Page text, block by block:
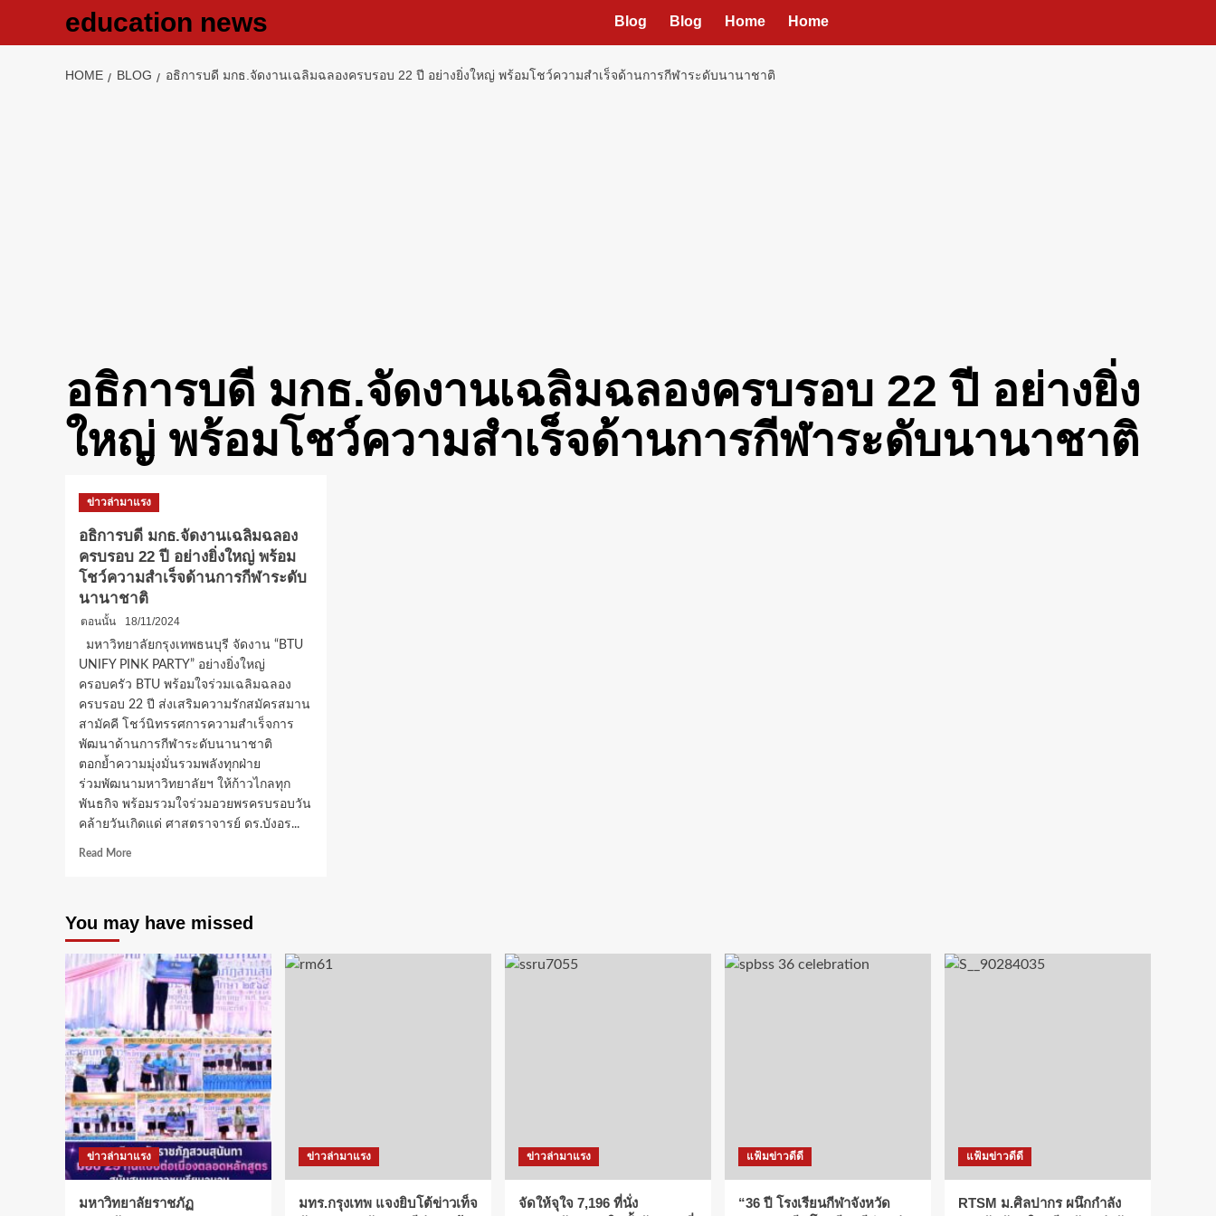
education news Blog Blog Home Home
HOME BLOG อธิการบดี มกธ.จัดงานเฉลิมฉลองครบรอบ 22 ปี อย่างยิ่งใหญ่ พร้อมโชว์ความสำเร็จด้านการกีฬาระดับนานาชาติ
อธิการบดี มกธ.จัดงานเฉลิมฉลองครบรอบ 22 ปี อย่างยิ่ง
ใหญ่ พร้อมโชว์ความสำเร็จด้านการกีฬาระดับนานาชาติ
ข่าวล่ามาแรง
อธิการบดี มกธ.จัดงานเฉลิมฉลอง
ครบรอบ 22 ปี อย่างยิ่งใหญ่ พร้อม
โชว์ความสำเร็จด้านการกีฬาระดับ
นานาชาติ
ตอนนั้น
18/11/2024
มหาวิทยาลัยกรุงเทพธนบุรี จัดงาน “BTU
UNIFY PINK PARTY” อย่างยิ่งใหญ่
ครอบครัว BTU พร้อมใจร่วมเฉลิมฉลอง
ครบรอบ 22 ปี ส่งเสริมความรักสมัครสมาน
สามัคคี โชว์นิทรรศการความสำเร็จการ
พัฒนาด้านการกีฬาระดับนานาชาติ
ตอกย้ำความมุ่งมั่นรวมพลังทุกฝ่าย
ร่วมพัฒนามหาวิทยาลัยฯ ให้ก้าวไกลทุก
พันธกิจ พร้อมรวมใจร่วมอวยพรครบรอบวัน
คล้ายวันเกิดแด่ ศาสตราจารย์ ดร.บังอร...
Read MoreRead
มกธ.จัด
งาน
เฉลิม
ฉลอง
ครบ
รอบ
22
ปี
อย่าง
ยิ่ง
ใหญ่
พร้อม
โชว์
ความ
สำเร็จ
ด้าน
การ
กีฬา
You may have missed
ข่าวล่ามาแรง
มหาวิทยาลัยราชภัฏ
ข่าวล่ามาแรง
มทร.กรุงเทพ แจงยิบโต้ข่าวเท็จ
ข่าวล่ามาแรง
จัดให้จุใจ 7,196 ที่นั่ง
แฟ้มข่าวดีดี
“36 ปี โรงเรียนกีฬาจังหวัด
แฟ้มข่าวดีดี
RTSM ม.ศิลปากร ผนึกกำลัง